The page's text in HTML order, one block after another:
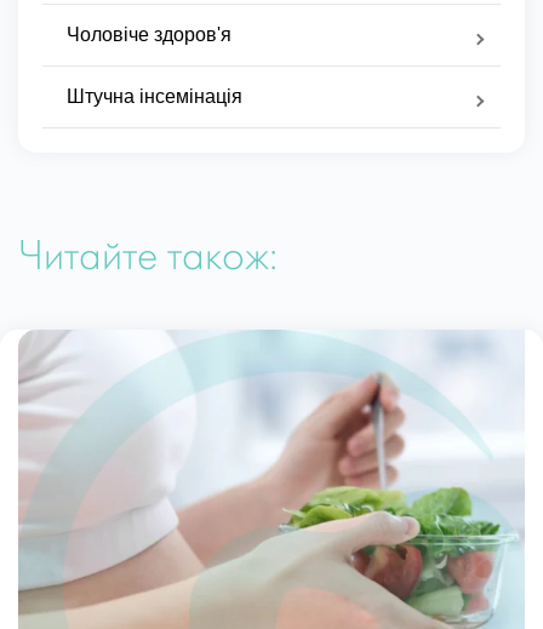
Чоловіче здоров'я
Штучна інсемінація
Читайте також: